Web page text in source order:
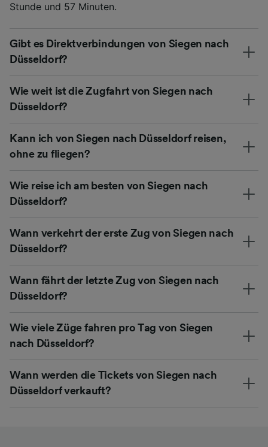
Stunde und 57 Minuten.
Gibt es Direktverbindungen von Siegen nach
Düsseldorf?
Wie weit ist die Zugfahrt von Siegen nach
Düsseldorf?
Kann ich von Siegen nach Düsseldorf reisen,
ohne zu fliegen?
Wie reise ich am besten von Siegen nach
Düsseldorf?
Wann verkehrt der erste Zug von Siegen nach
Düsseldorf?
Wann fährt der letzte Zug von Siegen nach
Düsseldorf?
Wie viele Züge fahren pro Tag von Siegen
nach Düsseldorf?
Wann werden die Tickets von Siegen nach
Düsseldorf verkauft?